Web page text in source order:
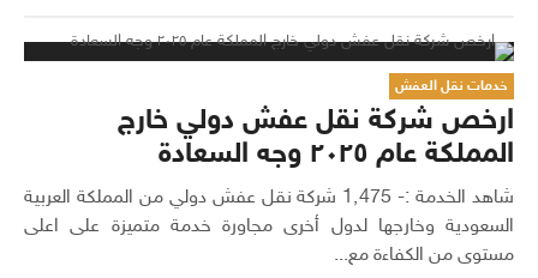
خدمات نقل العفش
ارخص شركة نقل عفش دولي خارج
المملكة عام ٢٠٢٥ وجه السعادة
شاهد الخدمة :- 1٬475 شركة نقل عفش دولي من المملكة العربية
السعودية وخارجها لدول أخرى مجاورة خدمة متميزة على اعلى
مستوى من الكفاءة مع...